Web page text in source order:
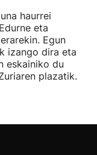
haurrei
eta
Egun
izango dira eta
eskainiko du
plazatik.